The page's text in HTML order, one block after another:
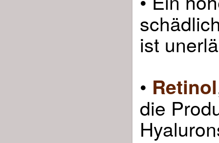
ist
• Retinol
die